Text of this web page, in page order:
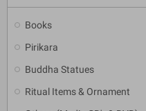
Books
Pirikara
Buddha Statues
Ritual Items & Ornament